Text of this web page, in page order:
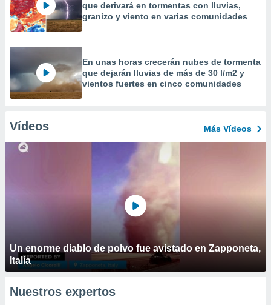
que derivará en tormentas con lluvias,
granizo y viento en varias comunidades
En unas horas crecerán nubes de tormenta
que dejarán lluvias de más de 30 l/m2 y
vientos fuertes en cinco comunidades
Vídeos Más Vídeos
Un enorme diablo de polvo fue avistado en Zapponeta,
Italia
Nuestros expertos